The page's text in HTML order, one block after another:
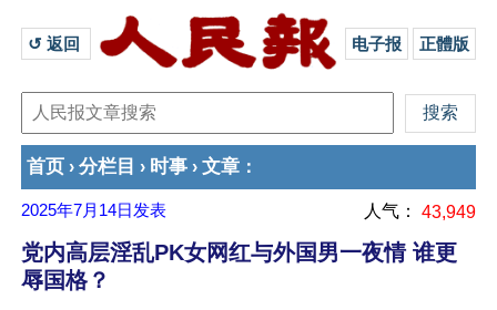
↺ 返回 电子报 正體版
首页 › 分栏目 › 时事 › 文章 ：
2025年7月14日 发表 人气： 43,949
党内高层淫乱PK女网红与外国男一夜情 谁更
辱国格？